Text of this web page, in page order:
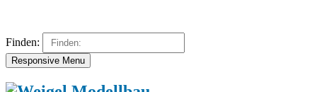
Finden:
Responsive Menu